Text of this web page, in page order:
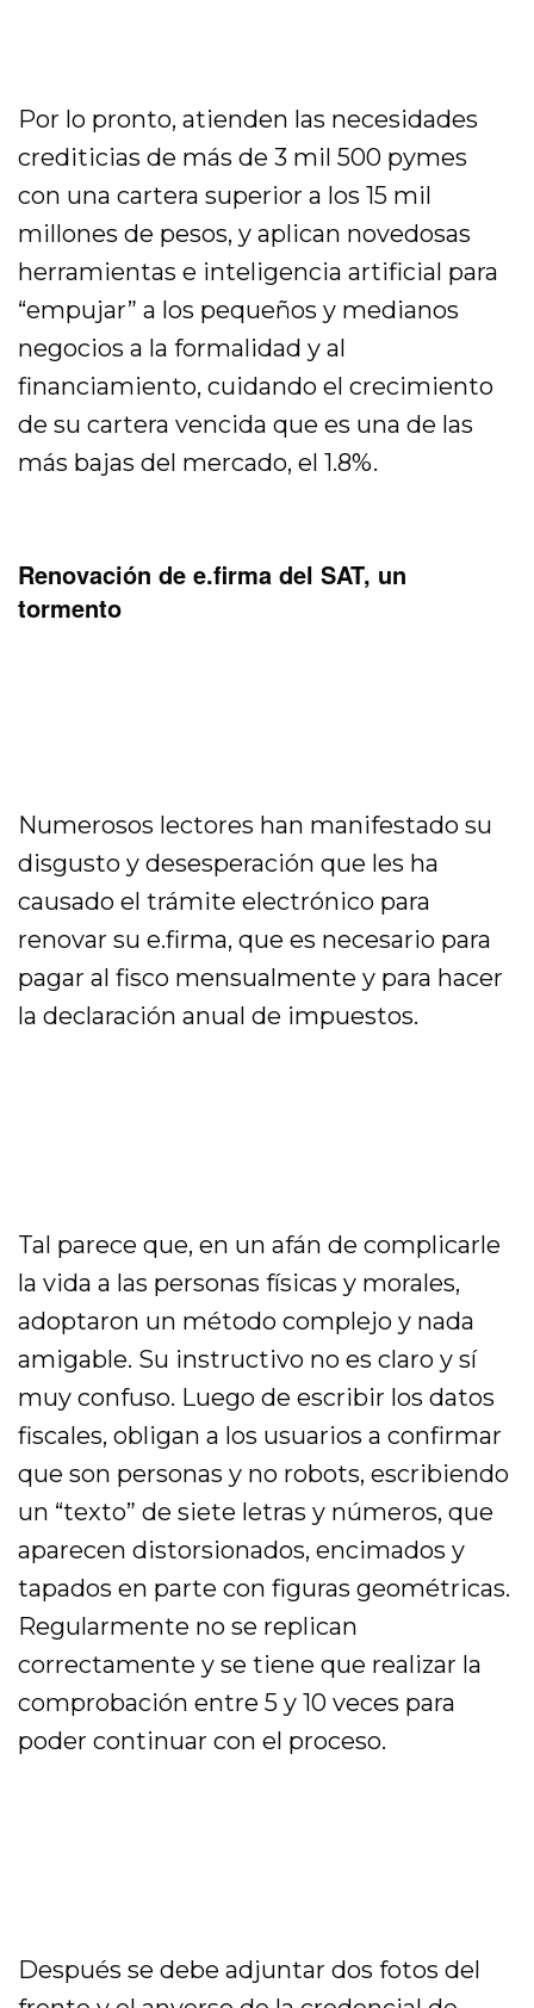
Por lo pronto, atienden las necesidades
crediticias de más de 3 mil 500 pymes
con una cartera superior a los 15 mil
millones de pesos, y aplican novedosas
herramientas e inteligencia artificial para
“empujar” a los pequeños y medianos
negocios a la formalidad y al
financiamiento, cuidando el crecimiento
de su cartera vencida que es una de las
más bajas del mercado, el 1.8%.
Renovación de e.firma del SAT, un
tormento
Numerosos lectores han manifestado su
disgusto y desesperación que les ha
causado el trámite electrónico para
renovar su e.firma, que es necesario para
pagar al fisco mensualmente y para hacer
la declaración anual de impuestos.
Tal parece que, en un afán de complicarle
la vida a las personas físicas y morales,
adoptaron un método complejo y nada
amigable. Su instructivo no es claro y sí
muy confuso. Luego de escribir los datos
fiscales, obligan a los usuarios a confirmar
que son personas y no robots, escribiendo
un “texto” de siete letras y números, que
aparecen distorsionados, encimados y
tapados en parte con figuras geométricas.
Regularmente no se replican
correctamente y se tiene que realizar la
comprobación entre 5 y 10 veces para
poder continuar con el proceso.
Después se debe adjuntar dos fotos del